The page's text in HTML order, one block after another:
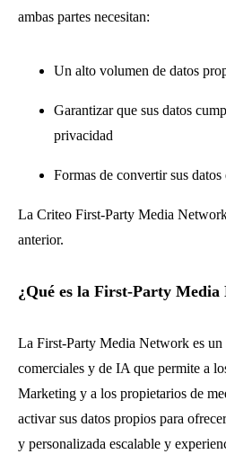
ambas partes necesitan:
Un alto volumen de datos
Garantizar que sus datos
privacidad
Formas de convertir sus
La Criteo First-Party Media
anterior.
¿Qué es la First-Party Media
La First-Party Media Network es un
comerciales y de IA que permite a
Marketing y a los propietarios de
activar sus datos propios para
y personalizada escalable y